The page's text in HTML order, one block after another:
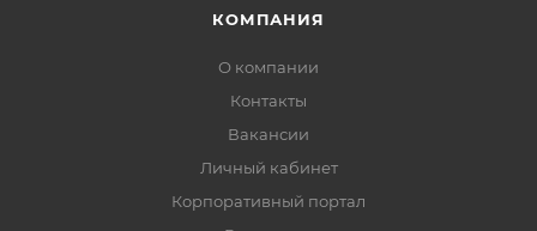
КОМПАНИЯ
О компании
Контакты
Вакансии
Личный кабинет
Корпоративный портал